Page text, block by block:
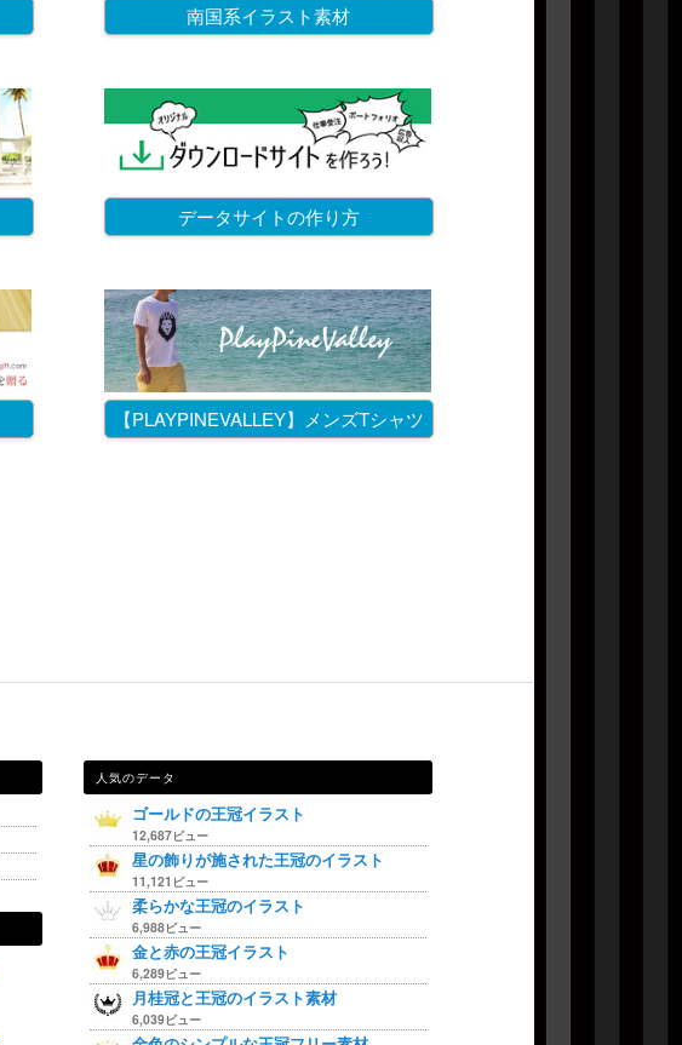
南国系イラスト素材
データサイトの作り方
【PLAYPINEVALLEY】メンズTシャツ
人気のデータ
ゴールドの王冠イラスト
12,687ビュー
星の飾りが施された王冠のイラスト
11,121ビュー
柔らかな王冠のイラスト
6,988ビュー
金と赤の王冠イラスト
6,289ビュー
月桂冠と王冠のイラスト素材
6,039ビュー